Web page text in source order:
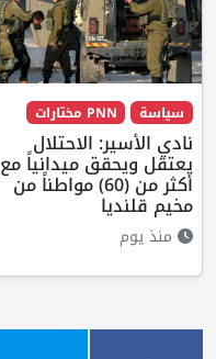
سياسة PNN مختارات
نادي الأسير: الاحتلال
يعتقل ويحقق ميدانياً مع
أكثر من (60) مواطناً من
مخيم قلنديا
منذ يوم